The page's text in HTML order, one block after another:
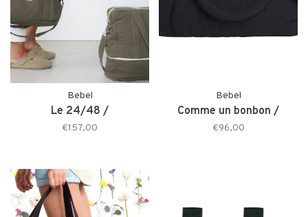
Bebel
Le 24/48 /
€157,00
Bebel
Comme un bonbon /
€96,00